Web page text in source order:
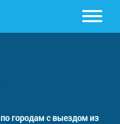
по городам с выездом из